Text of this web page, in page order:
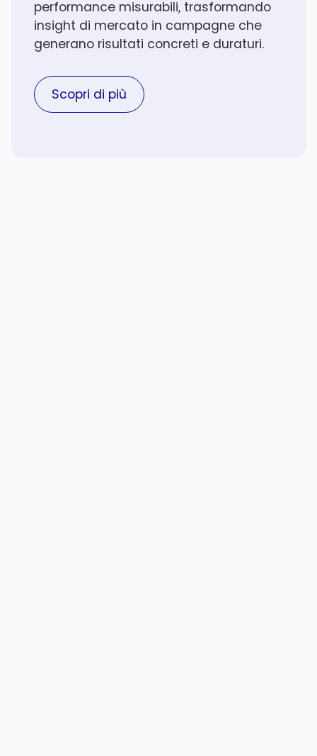
performance misurabili, trasformando
insight di mercato in campagne che
generano risultati concreti e duraturi.
Scopri di più